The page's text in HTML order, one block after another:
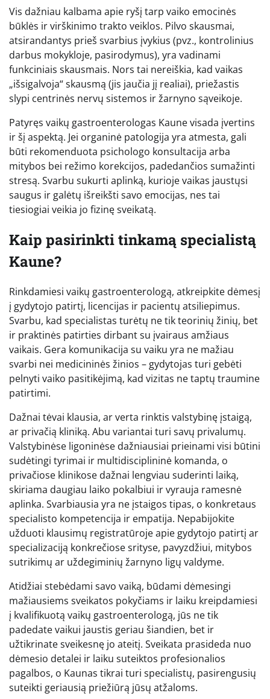
Vis dažniau kalbama apie ryšį tarp vaiko emocinės
būklės ir virškinimo trakto veiklos. Pilvo skausmai,
atsirandantys prieš svarbius įvykius (pvz., kontrolinius
darbus mokykloje, pasirodymus), yra vadinami
funkciniais skausmais. Nors tai nereiškia, kad vaikas
„išsigalvoja“ skausmą (jis jaučia jį realiai), priežastis
slypi centrinės nervų sistemos ir žarnyno sąveikoje.
Patyręs vaikų gastroenterologas Kaune visada įvertins
ir šį aspektą. Jei organinė patologija yra atmesta, gali
būti rekomenduota psichologo konsultacija arba
mitybos bei režimo korekcijos, padedančios sumažinti
stresą. Svarbu sukurti aplinką, kurioje vaikas jaustųsi
saugus ir galėtų išreikšti savo emocijas, nes tai
tiesiogiai veikia jo fizinę sveikatą.
Kaip pasirinkti tinkamą specialistą
Kaune?
Rinkdamiesi vaikų gastroenterologą, atkreipkite dėmesį
į gydytojo patirtį, licencijas ir pacientų atsiliepimus.
Svarbu, kad specialistas turėtų ne tik teorinių žinių, bet
ir praktinės patirties dirbant su įvairaus amžiaus
vaikais. Gera komunikacija su vaiku yra ne mažiau
svarbi nei medicininės žinios – gydytojas turi gebėti
pelnyti vaiko pasitikėjimą, kad vizitas ne taptų traumine
patirtimi.
Dažnai tėvai klausia, ar verta rinktis valstybinę įstaigą,
ar privačią kliniką. Abu variantai turi savų privalumų.
Valstybinėse ligoninėse dažniausiai prieinami visi būtini
sudėtingi tyrimai ir multidisciplininė komanda, o
privačiose klinikose dažnai lengviau suderinti laiką,
skiriama daugiau laiko pokalbiui ir vyrauja ramesnė
aplinka. Svarbiausia yra ne įstaigos tipas, o konkretaus
specialisto kompetencija ir empatija. Nepabijokite
užduoti klausimų registratūroje apie gydytojo patirtį ar
specializaciją konkrečiose srityse, pavyzdžiui, mitybos
sutrikimų ar uždegiminių žarnyno ligų valdyme.
Atidžiai stebėdami savo vaiką, būdami dėmesingi
mažiausiems sveikatos pokyčiams ir laiku kreipdamiesi
į kvalifikuotą vaikų gastroenterologą, jūs ne tik
padedate vaikui jaustis geriau šiandien, bet ir
užtikrinate sveikesnę jo ateitį. Sveikata prasideda nuo
dėmesio detalei ir laiku suteiktos profesionalios
pagalbos, o Kaunas tikrai turi specialistų, pasirengusių
suteikti geriausią priežiūrą jūsų atžaloms.